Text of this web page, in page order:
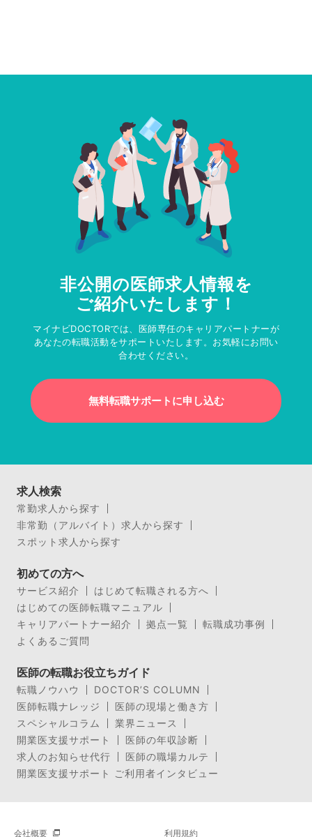
非公開の医師求人情報を
ご紹介いたします！
マイナビDOCTORでは、医師専任のキャリアパートナーが
あなたの転職活動をサポートいたします。お気軽にお問い
合わせください。
無料転職サポートに申し込む
求人検索
常勤求人から探す
非常勤（アルバイト）求人から探す
スポット求人から探す
初めての方へ
サービス紹介
はじめて転職される方へ
はじめての医師転職マニュアル
キャリアパートナー紹介
拠点一覧
転職成功事例
よくあるご質問
医師の転職お役立ちガイド
転職ノウハウ
DOCTOR’S COLUMN
医師転職ナレッジ
医師の現場と働き方
スペシャルコラム
業界ニュース
開業医支援サポート
医師の年収診断
求人のお知らせ代行
医師の職場カルテ
開業医支援サポート ご利用者インタビュー
会社概要 利用規約